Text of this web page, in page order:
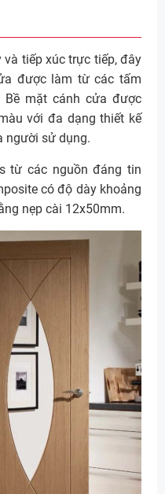
tiếp xúc trực tiếp, đây
được làm từ các tấm
Bề mặt cánh cửa được
với đa dạng thiết kế
người sử dụng.
từ các nguồn đáng tin
có độ dày khoảng
nẹp cài 12x50mm.